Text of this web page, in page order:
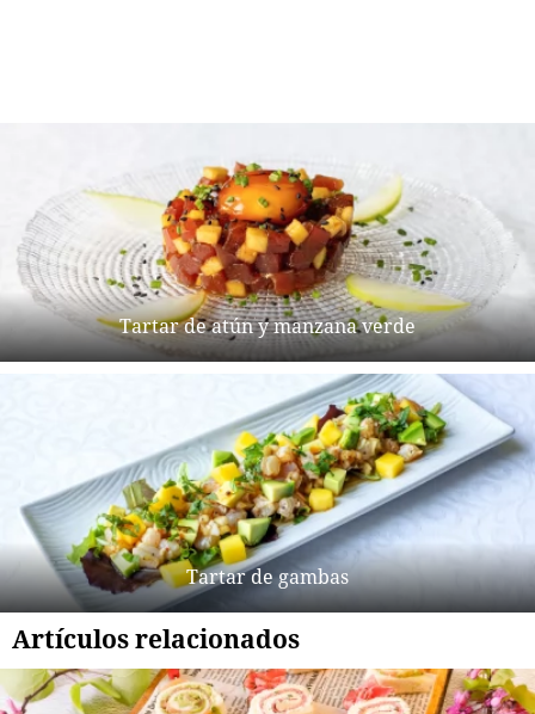
Tartar de atún y manzana verde
Tartar de gambas
Artículos relacionados